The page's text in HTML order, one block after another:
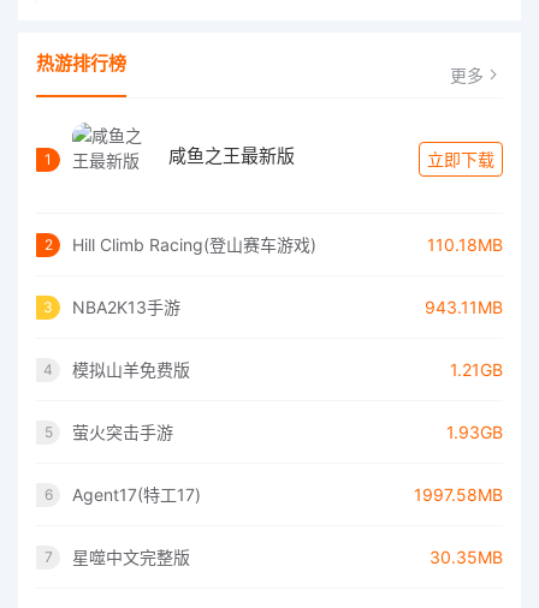
热游排行榜 更多
1 咸鱼之王最新版 立即下载
2 Hill Climb Racing(登山赛车游戏) 110.18MB
3 NBA2K13手游 943.11MB
4 模拟山羊免费版 1.21GB
5 萤火突击手游 1.93GB
6 Agent17(特工17) 1997.58MB
7 星噬中文完整版 30.35MB